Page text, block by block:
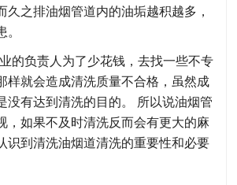
久之排油烟管道内的油垢越积越多，
的负责人为了少花钱，去找一些不专
样就会造成清洗质量不合格，虽然成
没有达到清洗的目的。 所以说油烟管
，如果不及时清洗反而会有更大的麻
识到清洗油烟道清洗的重要性和必要